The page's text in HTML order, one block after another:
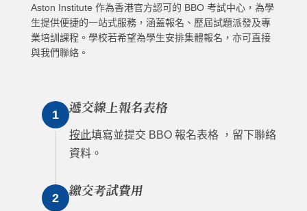
Aston Institute 作為香港官方認可的 BBO 考試中心，為學
生提供便捷的一站式服務，涵蓋報名、歷屆試題派發及專
業培訓課程。學校若希望為學生安排集體報名，亦可直接
與我們聯絡。
1
遞交線上報名表格
按此填寫並提交 BBO 報名表格 ，留下聯絡
資料。
2
繳交考試費用